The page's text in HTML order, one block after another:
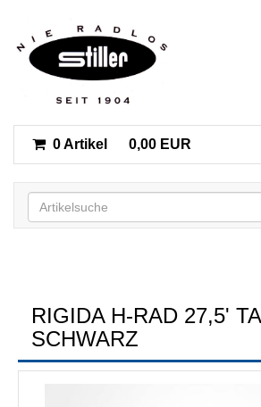
0 Artikel 0,00 EUR
RIGIDA H-RAD 27,5'
SCHWARZ